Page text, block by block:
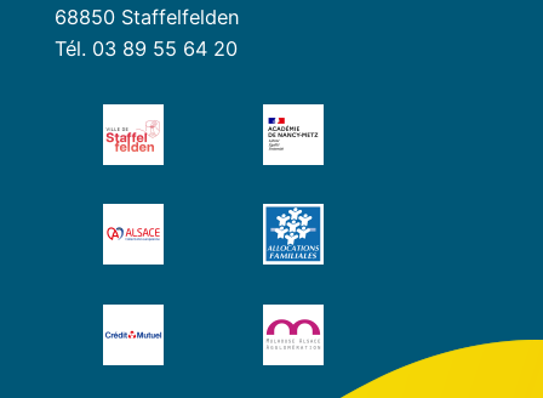
68850 Staffelfelden
Tél. 03 89 55 64 20